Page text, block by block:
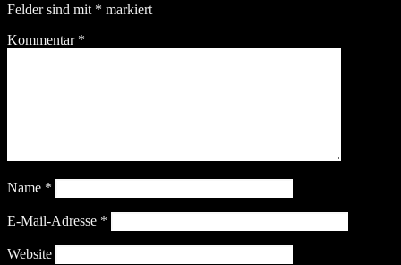
Felder sind mit * markiert
Kommentar *
Name *
E-Mail-Adresse *
Website